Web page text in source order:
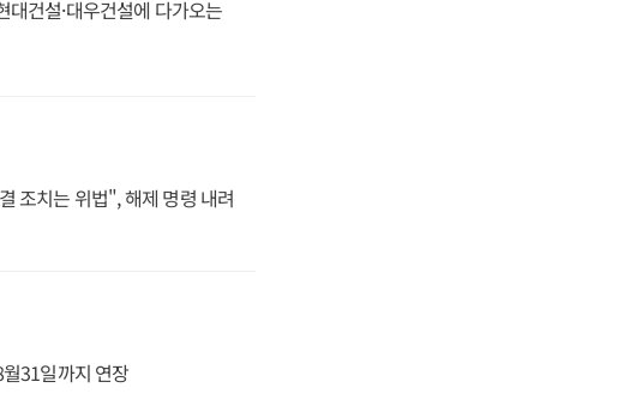
대건설·대우건설에 다가오는
조치는 위법", 해제 명령 내려
31일까지 연장